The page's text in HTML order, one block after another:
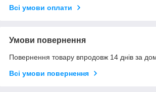
Всі умови оплати
Умови повернення
Повернення товару впродовж 14 днів за
Всі умови повернення